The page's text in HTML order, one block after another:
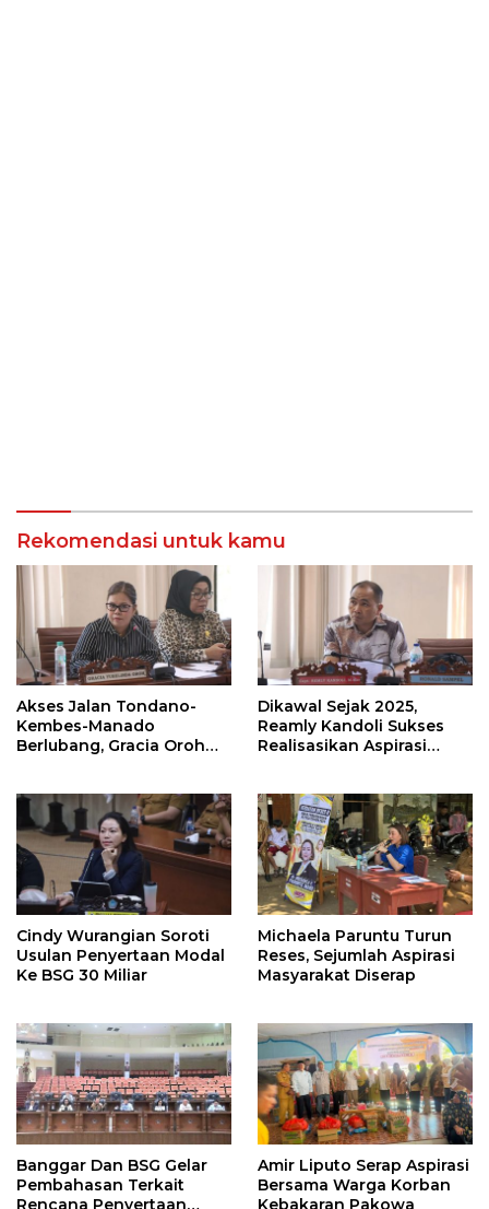
Rekomendasi untuk kamu
Akses Jalan Tondano-
Kembes-Manado
Berlubang, Gracia Oroh
Dikawal Sejak 2025,
Reamly Kandoli Sukses
Realisasikan Aspirasi
Tahun Depan
Cindy Wurangian Soroti
Usulan Penyertaan Modal
Ke BSG 30 Miliar
Michaela Paruntu Turun
Reses, Sejumlah Aspirasi
Masyarakat Diserap
Banggar Dan BSG Gelar
Pembahasan Terkait
Rencana Penyertaan
Amir Liputo Serap Aspirasi
Bersama Warga Korban
Kebakaran Pakowa